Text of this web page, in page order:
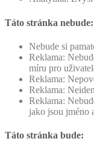
Táto stránka nebude:
Nebude si
Reklama:
míru pro
Reklama:
Reklama:
Reklama:
jako jsou jméno
Táto stránka bude: